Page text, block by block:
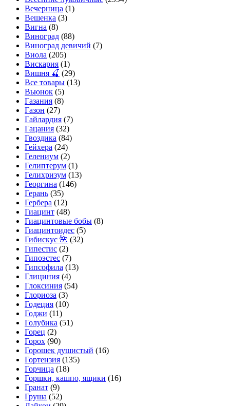
Вечерница (1)
Вешенка (3)
Вигна (8)
Виноград (88)
Виноград девичий (7)
Виола (205)
Вискария (1)
Вишня 🍒 (29)
Все товары (13)
Вьюнок (5)
Газания (8)
Газон (27)
Гайлардия (7)
Гацания (32)
Гвоздика (84)
Гейхера (24)
Гелениум (2)
Гелиптерум (1)
Гелихризум (13)
Георгина (146)
Герань (35)
Гербера (12)
Гиацинт (48)
Гиацинтовые бобы (8)
Гиацинтоидес (5)
Гибискус 🌺 (32)
Гипестис (2)
Гипоэстес (7)
Гипсофила (13)
Глициния (4)
Глоксиния (54)
Глориоза (3)
Годеция (10)
Годжи (11)
Голубика (51)
Горец (2)
Горох (90)
Горошек душистый (16)
Гортензия (135)
Горчица (18)
Горшки, кашпо, ящики (16)
Гранат (9)
Груша (52)